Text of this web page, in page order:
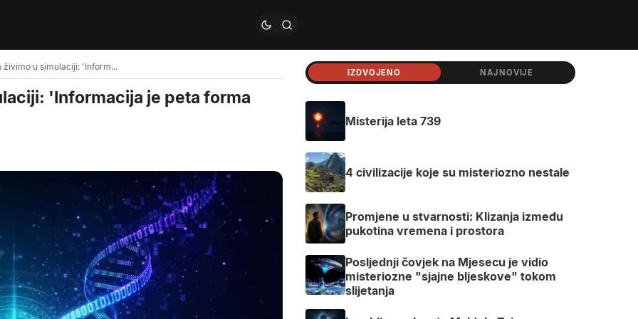
Naučnik vjeruje da živimo u simulaciji: 'Informacija je peta forma materije'
'Informacija je peta forma
IZDVOJENO NAJNOVIJE
Misterija leta 739
4 civilizacije koje su misteriozno nestale
Promjene u stvarnosti: Klizanja između
pukotina vremena i prostora
Posljednji čovjek na Mjesecu je vidio
misteriozne "sjajne bljeskove" tokom
slijetanja